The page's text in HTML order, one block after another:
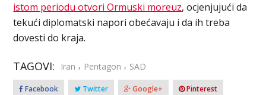
istom periodu otvori Ormuski moreuz, ocjenjujući da
tekući diplomatski napori obećavaju i da ih treba
dovesti do kraja.
TAGOVI: Iran , Pentagon , SAD
Facebook Twitter Google+ Pinterest